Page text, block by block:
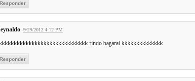
Responder
9/29/2012 4:12 PM
rindo bagarai kkkkkkkkkkkkkk
Responder